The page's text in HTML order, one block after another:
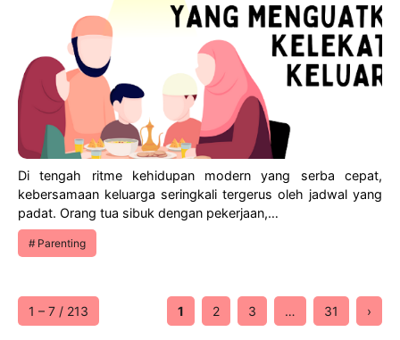
Di tengah ritme kehidupan modern yang serba cepat,
kebersamaan keluarga seringkali tergerus oleh jadwal yang
padat. Orang tua sibuk dengan pekerjaan,…
Parenting
1 – 7 / 213 1 2 3 … 31 ›